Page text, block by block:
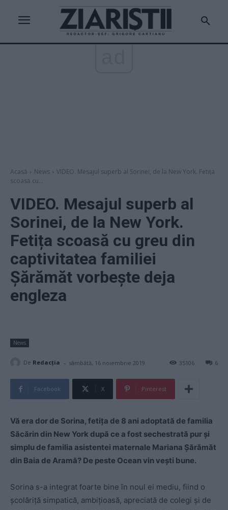
Acasă News
VIDEO. Mesajul superb al Sorinei, de la New York. Fetița
scoasă cu...
VIDEO. Mesajul superb al
Sorinei, de la New York.
Fetița scoasă cu greu din
captivitatea familiei
Șărămăt vorbește deja
engleza
News
De Redacţia - sâmbătă, 16 noiembrie 2019 6
35106
Facebook X Pinterest
Vă era dor de Sorina, fetița de 8 ani adoptată de familia
Săcărin din New York după ce a fost sechestrată pur și
simplu de familia asistentei maternale Mariana Șărămăt
din Baia de Aramă? De peste Ocean vin vești bune.
Sorina s-a integrat foarte bine în noul ei mediu, fiind o
școlăriță simpatică, ambițioasă, apreciată de colegi și de